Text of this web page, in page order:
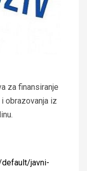
za finansiranje
obrazovanja iz
javni-